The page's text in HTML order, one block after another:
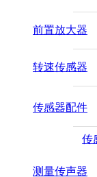
前置放大器
转速传感器
传感器配件
传
测量传声器